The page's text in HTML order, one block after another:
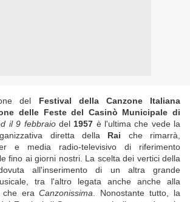
del Festival della Canzone Italiana
delle Feste del Casinò Municipale di
il 9 febbraiodel 1957 è l'ultima che vede la
diretta della Rai che rimarrà,
e media radio-televisivo di riferimento
fino ai giorni nostri. La scelta dei vertici della
all'inserimento di un altra grande
tra l'altro legata anche anche alla
che eraCanzonissima . Nonostante tutto, la